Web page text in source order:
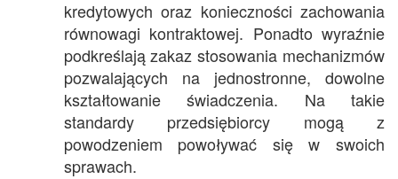
kredytowych oraz konieczności zachowania
równowagi kontraktowej. Ponadto wyraźnie
podkreślają zakaz stosowania mechanizmów
pozwalających na jednostronne, dowolne
kształtowanie świadczenia. Na takie
standardy przedsiębiorcy mogą z
powodzeniem powoływać się w swoich
sprawach.